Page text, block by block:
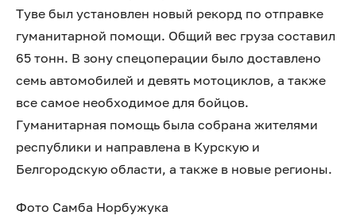
Туве был установлен новый рекорд по отправке
гуманитарной помощи. Общий вес груза составил
65 тонн. В зону спецоперации было доставлено
семь автомобилей и девять мотоциклов, а также
все самое необходимое для бойцов.
Гуманитарная помощь была собрана жителями
республики и направлена в Курскую и
Белгородскую области, а также в новые регионы.
Фото Самба Норбужука